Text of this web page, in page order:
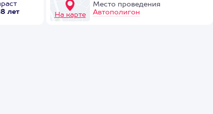
лет
На карте
Место проведения
Автополигон